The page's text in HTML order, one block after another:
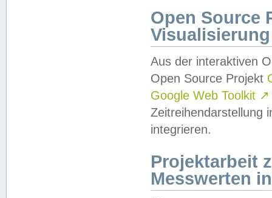
Open Source
Visualisierung
Aus der interaktiven
Open Source Projekt
Google Web Toolkit ↗
Zeitreihendarstellung
integrieren.
Projektarbeit
Messwerten